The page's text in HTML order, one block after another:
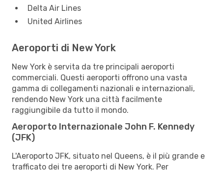
Delta Air Lines
United Airlines
Aeroporti di New York
New York è servita da tre principali aeroporti
commerciali. Questi aeroporti offrono una vasta
gamma di collegamenti nazionali e internazionali,
rendendo New York una città facilmente
raggiungibile da tutto il mondo.
Aeroporto Internazionale John F. Kennedy
(JFK)
L'Aeroporto JFK, situato nel Queens, è il più grande e
trafficato dei tre aeroporti di New York. Per